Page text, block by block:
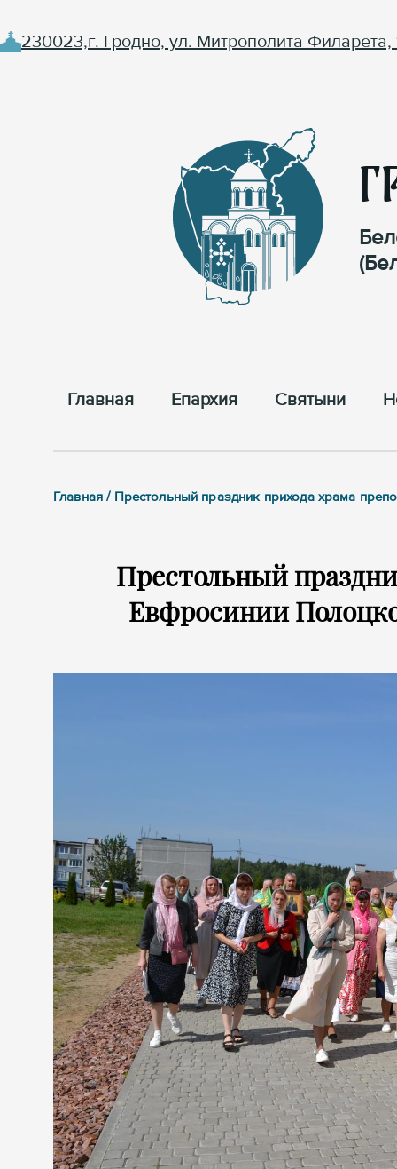
230023,г. Гродно, ул. Митрополита Филарета,
Главная Епархия Cвятыни
Главная / Престольный праздник прихода храма
Престольный
Евфросинии